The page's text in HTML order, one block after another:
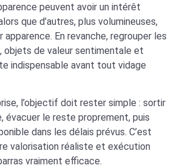
peuvent avoir un intérêt
que d’autres, plus volumineuses,
apparence. En revanche, regrouper les
objets de valeur sentimentale et
indispensable avant tout vidage
l’objectif doit rester simple : sortir
évacuer le reste proprement, puis
dans les délais prévus. C’est
valorisation réaliste et exécution
vraiment efficace.